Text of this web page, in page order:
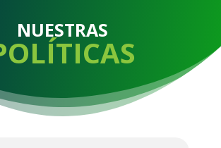
NUESTRAS